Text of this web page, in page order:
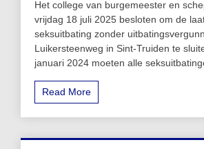
Het college van burgemeester en
vrijdag 18 juli 2025 besloten om de
seksuitbating zonder
Luikersteenweg in Sint-Truiden te
januari 2024 moeten alle
Read More